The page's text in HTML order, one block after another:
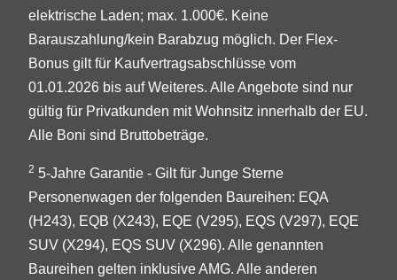
elektrische Laden; max. 1.000€. Keine
Barauszahlung/kein Barabzug möglich. Der Flex-
Bonus gilt für Kaufvertragsabschlüsse vom
01.01.2026 bis auf Weiteres. Alle Angebote sind nur
gültig für Privatkunden mit Wohnsitz innerhalb der EU.
Alle Boni sind Bruttobeträge.
2 5-Jahre Garantie - Gilt für Junge Sterne
Personenwagen der folgenden Baureihen: EQA
(H243), EQB (X243), EQE (V295), EQS (V297), EQE
SUV (X294), EQS SUV (X296). Alle genannten
Baureihen gelten inklusive AMG. Alle anderen